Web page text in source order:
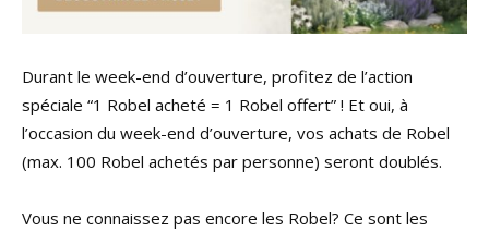
Durant le week-end d’ouverture, profitez de l’action
spéciale “1 Robel acheté = 1 Robel offert” ! Et oui, à
l’occasion du week-end d’ouverture, vos achats de Robel
(max. 100 Robel achetés par personne) seront doublés.
Vous ne connaissez pas encore les Robel? Ce sont les